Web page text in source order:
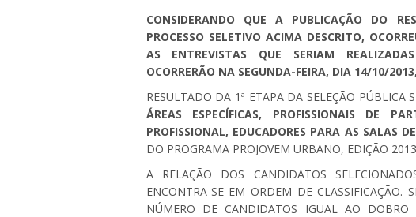
CONSIDERANDO QUE A PUBLICAÇÃO DO
PROCESSO SELETIVO ACIMA DESCRITO,
AS ENTREVISTAS QUE SERIAM
OCORRERÃO NA SEGUNDA-FEIRA, DIA 14/10/
RESULTADO DA 1ª ETAPA DA SELEÇÃO PÚBLICA
ÁREAS ESPECÍFICAS, PROFISSIONAIS DE
PROFISSIONAL, EDUCADORES PARA AS SALAS
DO PROGRAMA PROJOVEM URBANO, EDIÇÃO
A RELAÇÃO DOS CANDIDATOS
ENCONTRA-SE EM ORDEM DE CLASSIFICAÇÃO.
NÚMERO DE CANDIDATOS IGUAL AO